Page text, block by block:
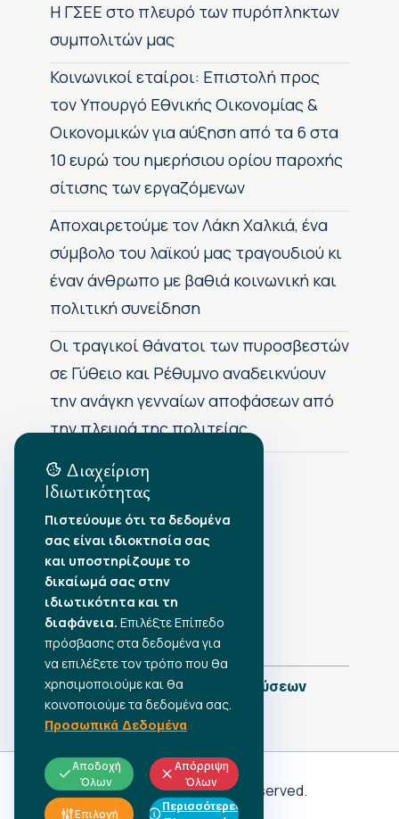
H ΓΣΕΕ στο πλευρό των πυρόπληκτων
συμπολιτών μας
Κοινωνικοί εταίροι: Επιστολή προς
τον Υπουργό Εθνικής Οικονομίας &
Οικονομικών για αύξηση από τα 6 στα
10 ευρώ του ημερήσιου ορίου παροχής
σίτισης των εργαζόμενων
Αποχαιρετούμε τον Λάκη Χαλκιά, ένα
σύμβολο του λαϊκού μας τραγουδιού κι
έναν άνθρωπο με βαθιά κοινωνική και
πολιτική συνείδηση
Οι τραγικοί θάνατοι των πυροσβεστών
σε Γύθειο και Ρέθυμνο αναδεικνύουν
την ανάγκη γενναίων αποφάσεων από
την πλευρά της πολιτείας
Αρχείο Δημοσιεύσεων
•Αύγουστος 2026
•Ιούλιος 2026
•Ιούνιος 2026
•Μάιος 2026
•Απρίλιος 2026
•Μάρτιος 2026
Πλήρες Ημερολόγιο Δημοσιεύσεων
Γ.Σ.Ε.Ε
© 2026 All rights reserved.
ΠΡΟΣΩΠΙΚΑ ΔΕΔΟΜΕΝΑ
Διαχείριση
Ιδιωτικότητας
Πιστεύουμε ότι τα δεδομένα
σας είναι ιδιοκτησία σας
και υποστηρίζουμε το
δικαίωμά σας στην
ιδιωτικότητα και τη
διαφάνεια. Επιλέξτε Επίπεδο
πρόσβασης στα δεδομένα για
να επιλέξετε τον τρόπο που θα
χρησιμοποιούμε και θα
κοινοποιούμε τα δεδομένα σας.
Προσωπικά Δεδομένα
Αποδοχή
Όλων
Απόρριψη
Όλων
Επιλογή
Περισσότερες